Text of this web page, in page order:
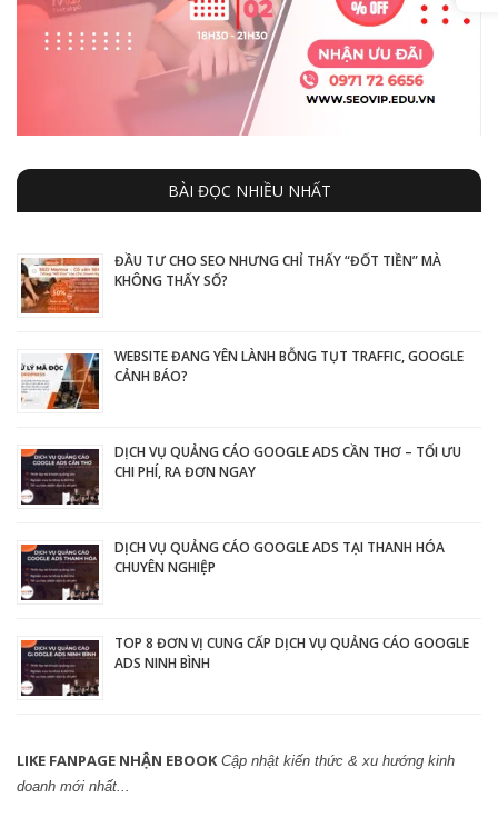
BÀI ĐỌC NHIỀU NHẤT
ĐẦU TƯ CHO SEO NHƯNG CHỈ THẤY “ĐỐT TIỀN” MÀ
KHÔNG THẤY SỐ?
WEBSITE ĐANG YÊN LÀNH BỖNG TỤT TRAFFIC, GOOGLE
CẢNH BÁO?
DỊCH VỤ QUẢNG CÁO GOOGLE ADS CẦN THƠ – TỐI ƯU
CHI PHÍ, RA ĐƠN NGAY
DỊCH VỤ QUẢNG CÁO GOOGLE ADS TẠI THANH HÓA
CHUYÊN NGHIỆP
TOP 8 ĐƠN VỊ CUNG CẤP DỊCH VỤ QUẢNG CÁO GOOGLE
ADS NINH BÌNH
LIKE FANPAGE NHẬN EBOOK Cập nhật kiến thức & xu hướng kinh
doanh mới nhất...